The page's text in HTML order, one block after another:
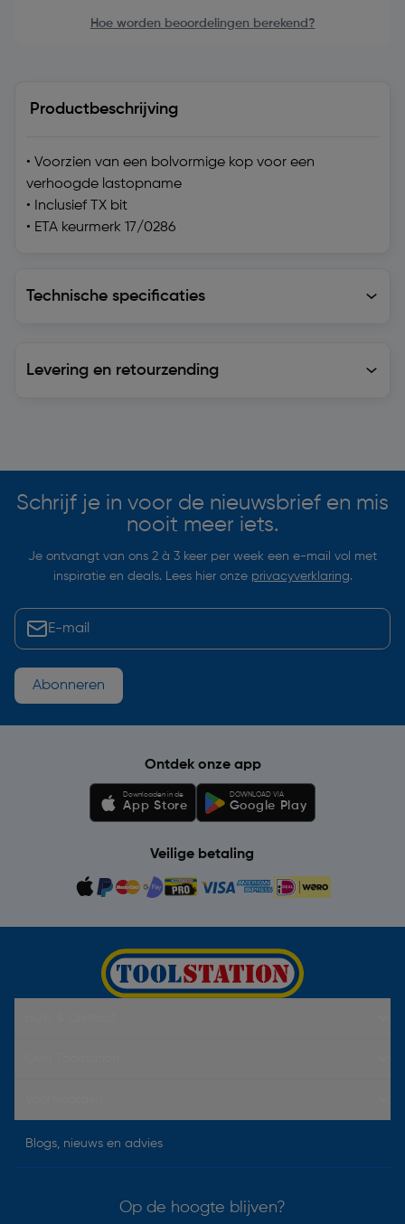
Hoe worden beoordelingen berekend?
Productbeschrijving
• Voorzien van een bolvormige kop voor een
verhoogde lastopname
• Inclusief TX bit
• ETA keurmerk 17/0286
Technische specificaties
Levering en retourzending
Schrijf je in voor de nieuwsbrief en mis
nooit meer iets.
Je ontvangt van ons 2 à 3 keer per week een e-mail vol met
inspiratie en deals. Lees hier onze privacyverklaring.
Abonneren
Ontdek onze app
Downloaden in de
App Store
DOWNLOAD VIA
Google Play
Veilige betaling
Blogs, nieuws en advies
Op de hoogte blijven?